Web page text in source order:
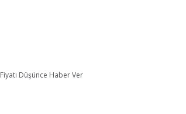
Fiyatı Düşünce Haber Ver